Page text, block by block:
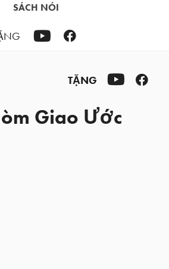
SÁCH NÓI
YouTube
TẶNG YouTube
Giao Ước